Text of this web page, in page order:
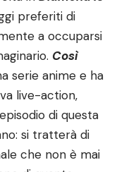
preferiti di
a occuparsi
Così
serie anime e ha
live-action,
di questa
si tratterà di
che non è mai